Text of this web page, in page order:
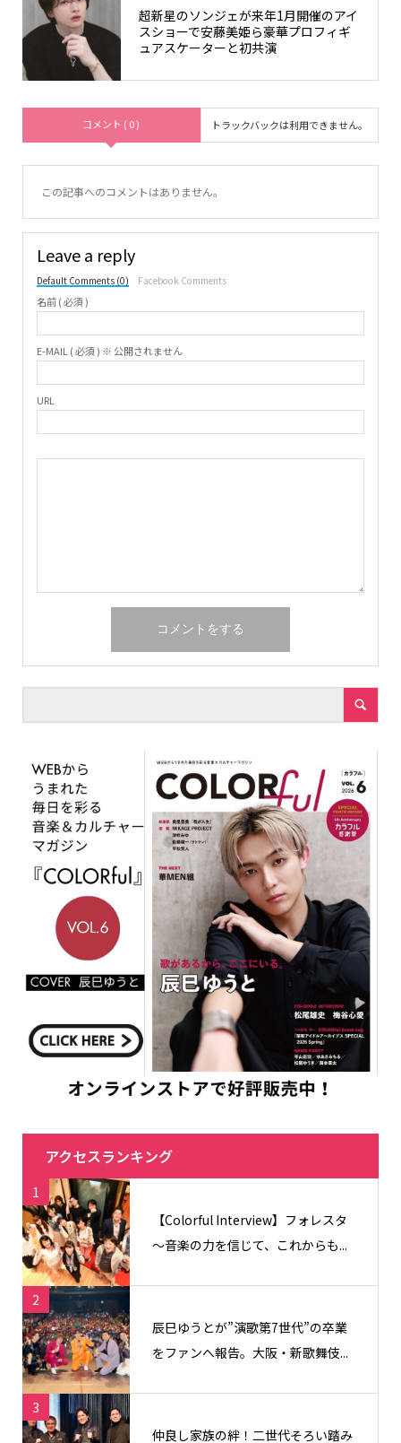
超新星のソンジェが来年1月開催のアイ
スショーで安藤美姫ら豪華プロフィギ
ュアスケーターと初共演
コメント ( 0 ) トラックバックは利用できません。
この記事へのコメントはありません。
Leave a reply
Default Comments (0) Facebook Comments
名前 ( 必須 )
E-MAIL ( 必須 ) ※ 公開されません
URL
アクセスランキング
1
【Colorful Interview】フォレスタ
〜音楽の力を信じて、これからも...
2
辰巳ゆうとが”演歌第7世代”の卒業
をファンへ報告。大阪・新歌舞伎...
3
仲良し家族の絆！二世代そろい踏み